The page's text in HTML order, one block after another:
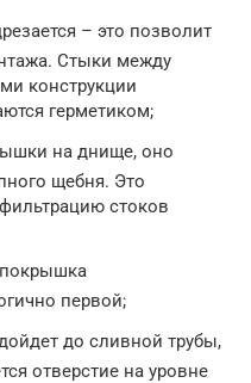
– это позволит
Стыки между
конструкции
герметиком;
на днище, оно
щебня. Это
стоков
первой;
до сливной трубы,
отверстие на уровне